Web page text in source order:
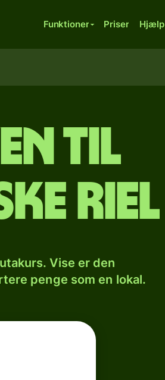
Funktioner Priser Hjælp
til
riel
Vise er den
penge som en lokal.